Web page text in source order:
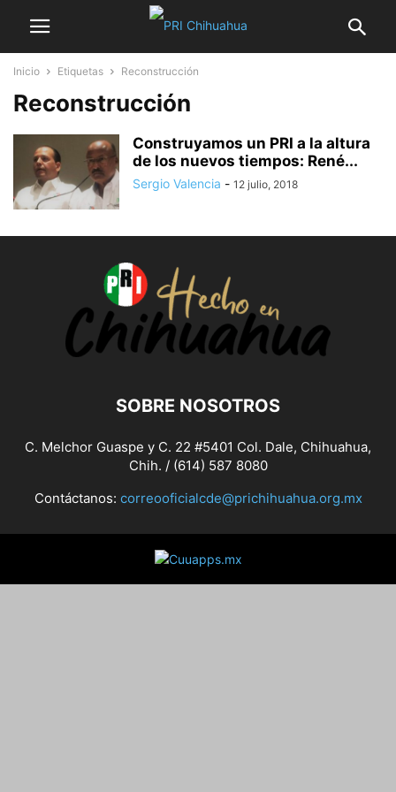
Inicio Etiquetas Reconstrucción
Reconstrucción
Construyamos un PRI a la altura
de los nuevos tiempos: René...
Sergio Valencia - 12 julio, 2018
SOBRE NOSOTROS
C. Melchor Guaspe y C. 22 #5401 Col. Dale, Chihuahua,
Chih. / (614) 587 8080
Contáctanos: correooficialcde@prichihuahua.org.mx